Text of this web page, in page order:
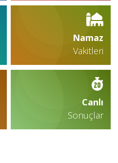
Namaz
Vakitleri
Canlı
Sonuçlar